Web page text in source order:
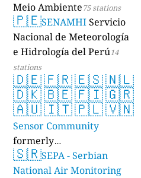
Meio Ambiente75 stations
🇵🇪SENAMHIServicio
Nacional de Meteorología
e Hidrología del Perú14
stations
🇩🇪🇫🇷🇪🇸🇳🇱
🇩🇰🇧🇪🇫🇮🇬🇷
🇦🇺🇮🇹🇵🇱🇻🇳
Sensor Community
formerly
luftdaten.info35809 stations
🇸🇷SEPA - Serbian
National Air Monitoring